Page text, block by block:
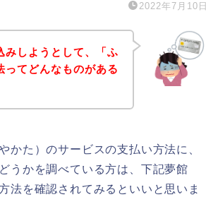
2022年7月10日
みしようとして、「ふ
ってどんなものがある
かた）のサービスの支払い方法に、
うかを調べている方は、下記夢館
法を確認されてみるといいと思いま